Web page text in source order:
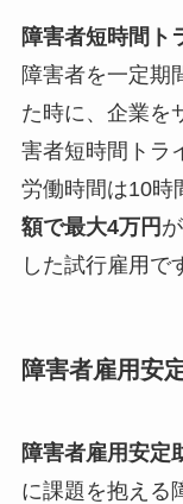
障害者短時間ト
障害者を一定期
た時に、企業を
害者短時間トラ
労働時間は10時
額で最大4万円
した試行雇用で
障害者雇用安
障害者雇用安定
に課題を抱える